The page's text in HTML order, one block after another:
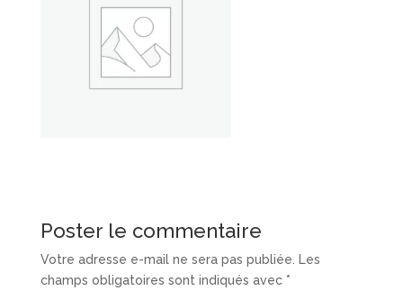
Poster le commentaire
Votre adresse e-mail ne sera pas publiée.
Les
champs obligatoires sont indiqués avec *